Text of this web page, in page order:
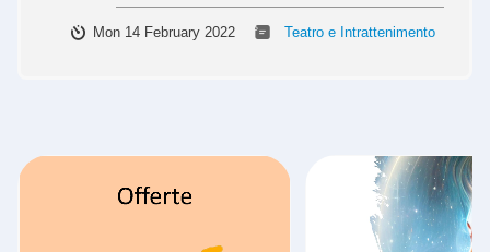
Mon 14 February 2022 Teatro e Intrattenimento